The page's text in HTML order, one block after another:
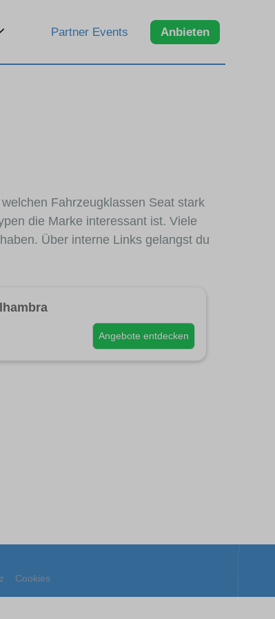
Partner Events Anbieten
Fahrzeugklassen Seat stark
die Marke interessant ist. Viele
haben. Über interne Links gelangst du
Angebote entdecken
Cookies